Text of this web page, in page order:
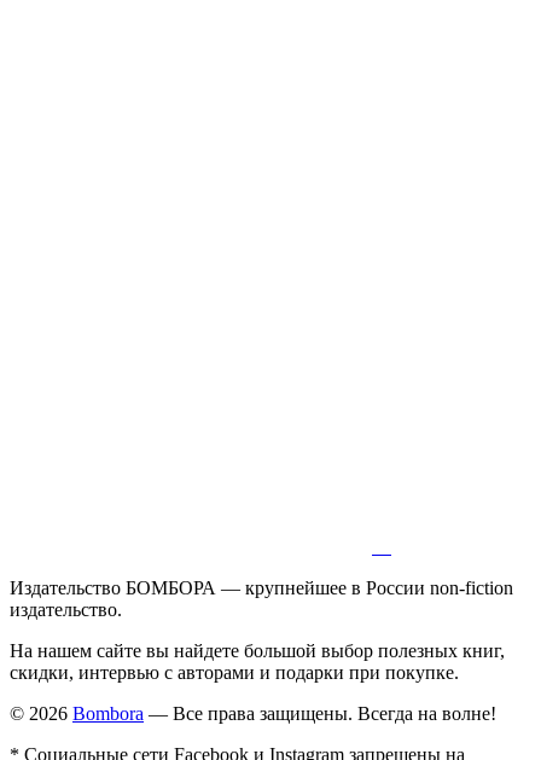
Издательство БОМБОРА — крупнейшее в России non-fiction
издательство.
На нашем сайте вы найдете большой выбор полезных книг,
скидки, интервью с авторами и подарки при покупке.
© 2026 Bombora — Все права защищены. Всегда на волне!
* Социальные сети Facebook и Instagram запрещены на